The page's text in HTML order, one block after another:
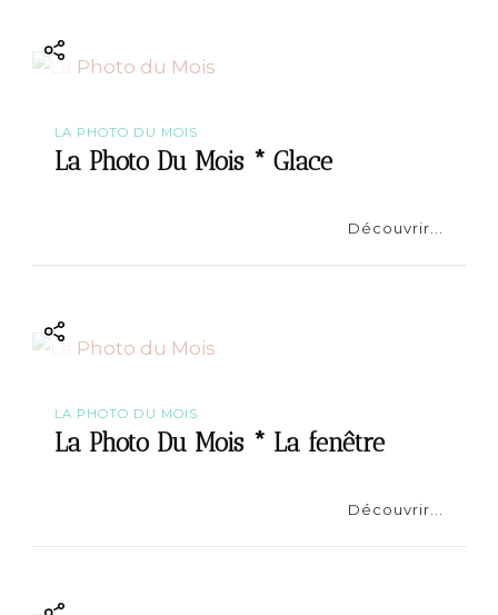
LA PHOTO DU MOIS
La Photo Du Mois * Glace
Découvrir...
LA PHOTO DU MOIS
La Photo Du Mois * La fenêtre
Découvrir...